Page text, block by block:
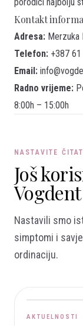
Kontakt
Adresa: Merzuka
Telefon: +387
Email:
Radno vrijeme:
8:00h – 15:00h
NASTAVITE
Još
Nastavili smo
simptomi i
ordinaciju.
AKTUELNOSTI